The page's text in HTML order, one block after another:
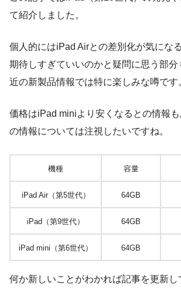
て紹介しました。
個人的にはiPad Airとの差別化が気にな
期待しすぎていいのかと疑問に思う部分
近の新製品情報では特に楽しみな噂です
価格はiPad miniより安くなるとの情報
の情報については注視したいですね。
機種 容量
iPad Air（第5世代） 64GB
iPad（第9世代） 64GB
iPad mini（第6世代） 64GB
何か新しいことがわかれば記事を更新し